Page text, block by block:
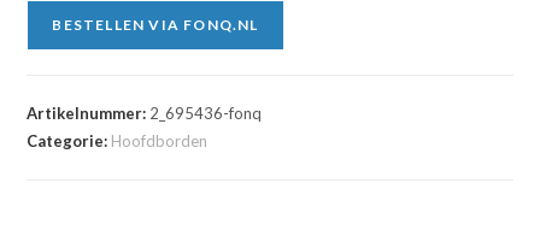
BESTELLEN VIA FONQ.NL
Artikelnummer: 2_695436-fonq
Categorie: Hoofdborden